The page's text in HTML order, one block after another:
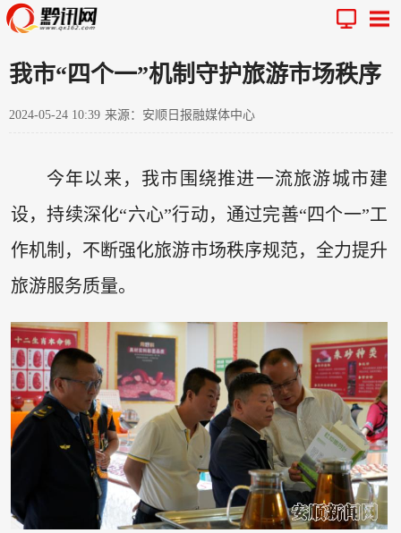
我市“四个一”机制守护旅游市场秩序
2024-05-24 10:39 来源：安顺日报融媒体中心
今年以来，我市围绕推进一流旅游城市建
设，持续深化“六心”行动，通过完善“四个一”工
作机制，不断强化旅游市场秩序规范，全力提升
旅游服务质量。